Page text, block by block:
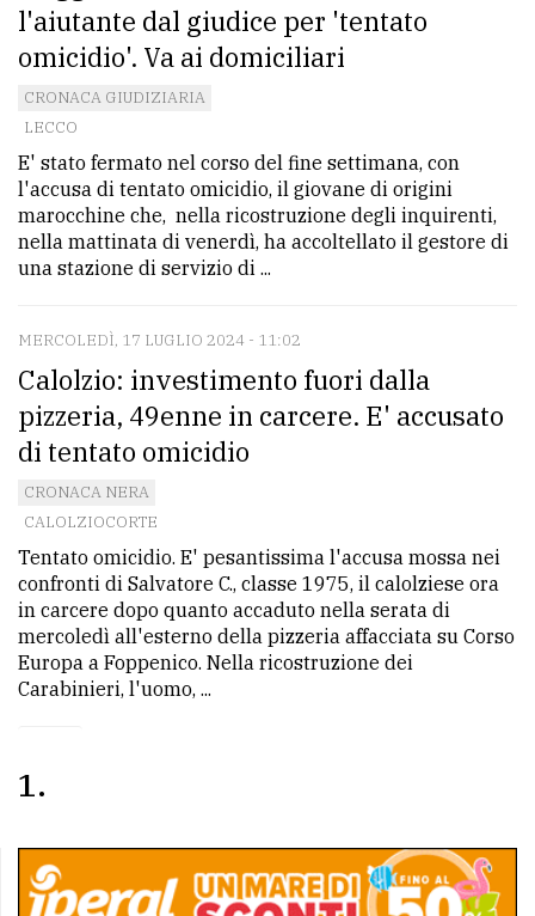
l'aiutante dal giudice per 'tentato
omicidio'. Va ai domiciliari
CRONACA GIUDIZIARIA
LECCO
E' stato fermato nel corso del fine settimana, con
l'accusa di tentato omicidio, il giovane di origini
marocchine che, nella ricostruzione degli inquirenti,
nella mattinata di venerdì, ha accoltellato il gestore di
una stazione di servizio di ...
MERCOLEDÌ, 17 LUGLIO 2024 - 11:02
Calolzio: investimento fuori dalla
pizzeria, 49enne in carcere. E' accusato
di tentato omicidio
CRONACA NERA
CALOLZIOCORTE
Tentato omicidio. E' pesantissima l'accusa mossa nei
confronti di Salvatore C., classe 1975, il calolziese ora
in carcere dopo quanto accaduto nella serata di
mercoledì all'esterno della pizzeria affacciata su Corso
Europa a Foppenico. Nella ricostruzione dei
Carabinieri, l'uomo, ...
1